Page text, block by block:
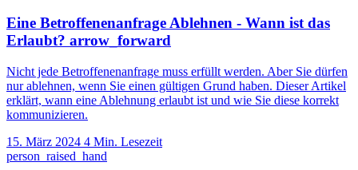
Eine Betroffenenanfrage Ablehnen - Wann ist das
Erlaubt? arrow_forward
Nicht jede Betroffenenanfrage muss erfüllt werden. Aber Sie dürfen
nur ablehnen, wenn Sie einen gültigen Grund haben. Dieser Artikel
erklärt, wann eine Ablehnung erlaubt ist und wie Sie diese korrekt
kommunizieren.
15. März 2024 4 Min. Lesezeit
person_raised_hand